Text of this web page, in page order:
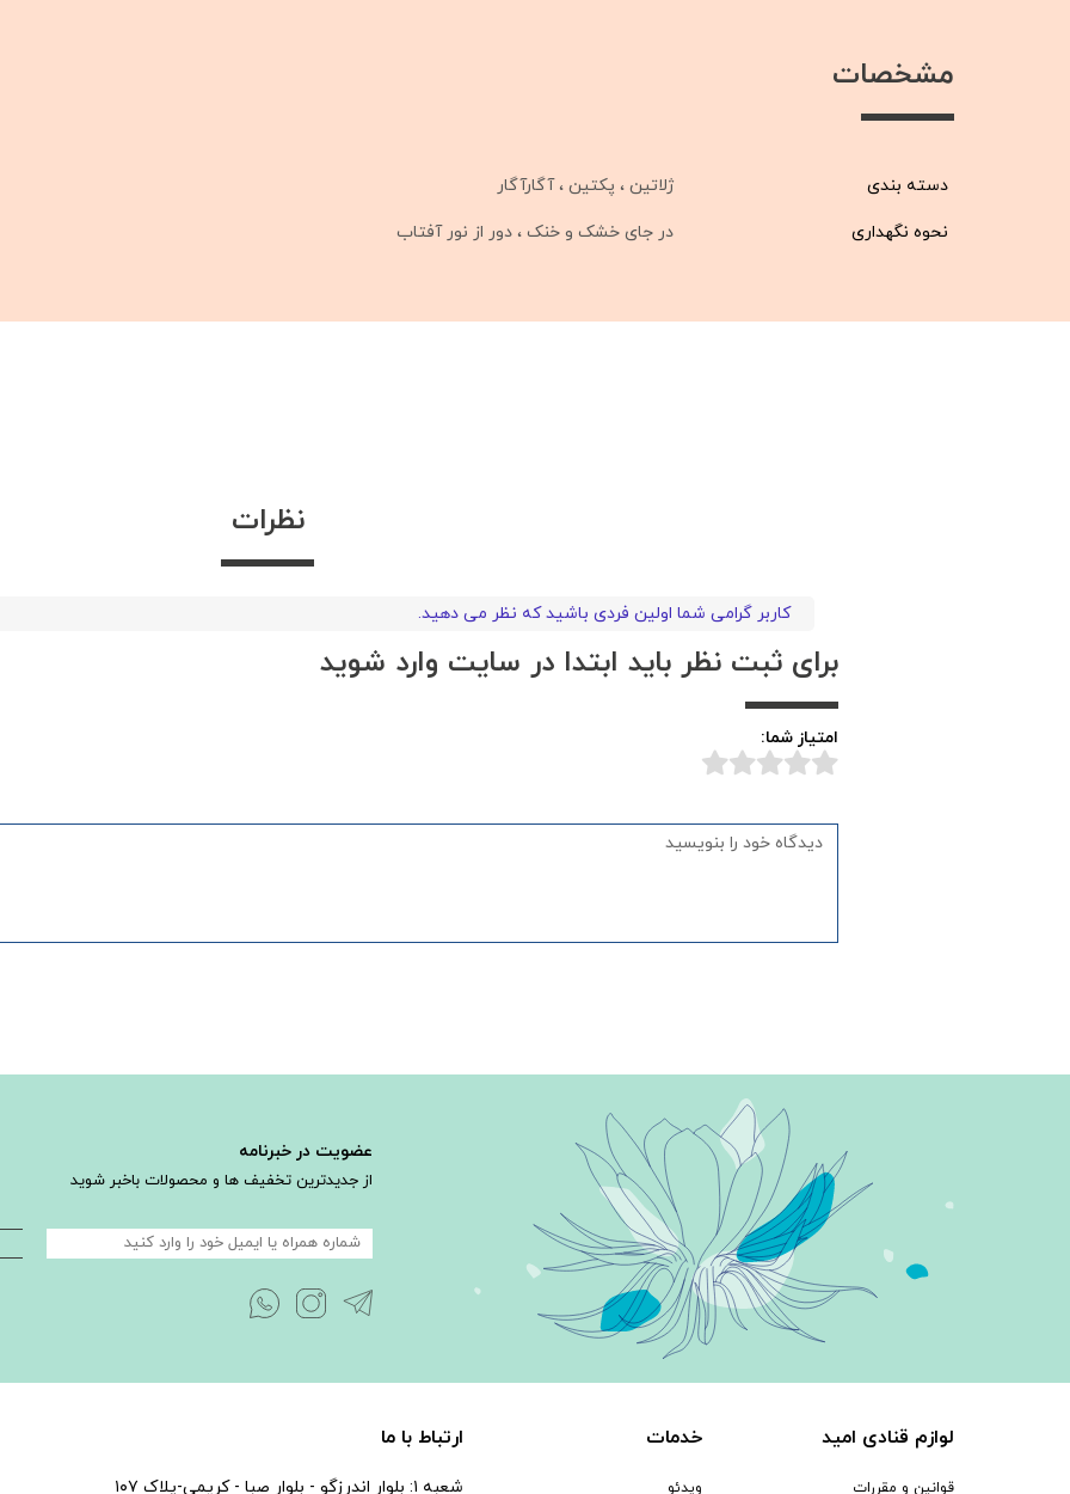
مشخصات
دسته بندی ژلاتین ، پکتین ، آگارآگار
نحوه نگهداری در جای خشک و خنک ، دور از نور آفتاب
نظرات
کاربر گرامی شما اولین فردی باشید که نظر می دهید.
برای ثبت نظر باید ابتدا در سایت وارد شوید
امتیاز شما:
عضویت در خبرنامه
از جدیدترین تخفیف ها و محصولات باخبر شوید
لوازم قنادی امید
قوانین و مقررات
خدمات
ویدئو
ارتباط با ما
شعبه ۱: بلوار اندرزگو - بلوار صبا - كريمى-پلاک ۱۰۷